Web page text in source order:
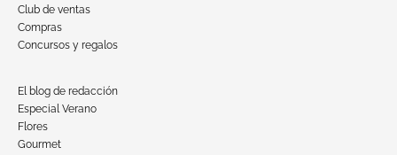
Club de ventas
Compras
Concursos y regalos
El blog de redacción
Especial Verano
Flores
Gourmet